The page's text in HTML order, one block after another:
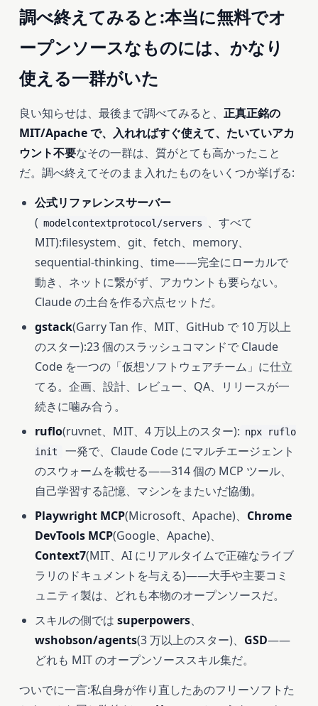
調べ終えてみると:本当に無料でオ
ープンソースなものには、かなり
使える一群がいた
良い知らせは、最後まで調べてみると、 正真正銘の
MIT/Apache で、入れればすぐ使えて、たいていアカ
ウント不要なその一群は、質がとても高かったこと
だ。調べ終えてそのまま入れたものをいくつか挙げる:
公式リファレンスサーバー
( modelcontextprotocol/servers
、すべて
MIT):filesystem、git、fetch、memory、
sequential-thinking、time——完全にローカルで
動き、ネットに繋がず、アカウントも要らない。
Claude の土台を作る六点セットだ。
gstack(Garry Tan 作、MIT、GitHub で 10 万以上
のスター):23 個のスラッシュコマンドで Claude
Code を一つの「仮想ソフトウェアチーム」に仕立
てる。企画、設計、レビュー、QA、リリースが一
続きに噛み合う。
ruflo(ruvnet、MIT、4 万以上のスター): npx ruflo
init
一発で、Claude Code にマルチエージェント
のスウォームを載せる——314 個の MCP ツール、
自己学習する記憶、マシンをまたいだ協働。
Playwright MCP(Microsoft、Apache)、 Chrome
DevTools MCP(Google、Apache)、
Context7(MIT、AI にリアルタイムで正確なライブ
ラリのドキュメントを与える)——大手や主要コミ
ュニティ製は、どれも本物のオープンソースだ。
スキルの側では superpowers、
wshobson/agents(3 万以上のスター)、 GSD——
どれも MIT のオープンソーススキル集だ。
ついでに一言:私自身が作り直したあのフリーソフトた